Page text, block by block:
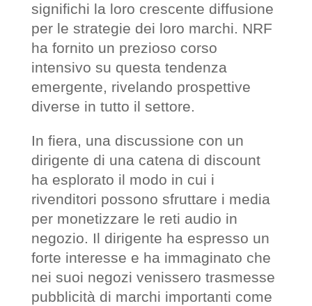
significhi la loro crescente diffusione
per le strategie dei loro marchi. NRF
ha fornito un prezioso corso
intensivo su questa tendenza
emergente, rivelando prospettive
diverse in tutto il settore.
In fiera, una discussione con un
dirigente di una catena di discount
ha esplorato il modo in cui i
rivenditori possono sfruttare i media
per monetizzare le reti audio in
negozio. Il dirigente ha espresso un
forte interesse e ha immaginato che
nei suoi negozi venissero trasmesse
pubblicità di marchi importanti come